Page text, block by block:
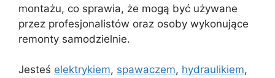
montażu, co sprawia, że mogą być używane
przez profesjonalistów oraz osoby wykonujące
remonty samodzielnie.
Jesteś elektrykiem, spawaczem, hydraulikiem,